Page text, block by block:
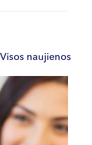
Visos naujienos